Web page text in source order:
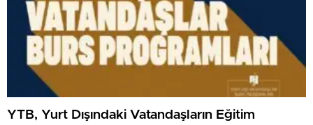
YTB, Yurt Dışındaki Vatandaşların Eğitim